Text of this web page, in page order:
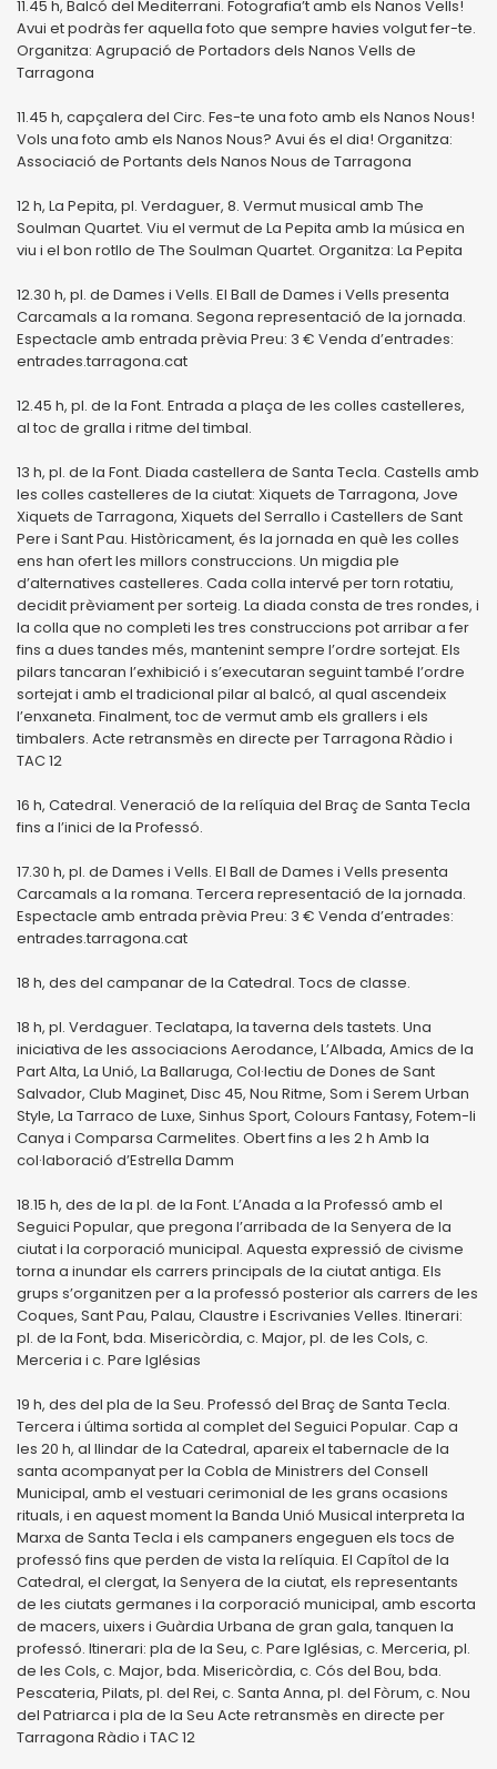
11.45 h, Balcó del Mediterrani. Fotografia’t amb els Nanos Vells!
Avui et podràs fer aquella foto que sempre havies volgut fer-te.
Organitza: Agrupació de Portadors dels Nanos Vells de
Tarragona
11.45 h, capçalera del Circ. Fes-te una foto amb els Nanos Nous!
Vols una foto amb els Nanos Nous? Avui és el dia! Organitza:
Associació de Portants dels Nanos Nous de Tarragona
12 h, La Pepita, pl. Verdaguer, 8. Vermut musical amb The
Soulman Quartet. Viu el vermut de La Pepita amb la música en
viu i el bon rotllo de The Soulman Quartet. Organitza: La Pepita
12.30 h, pl. de Dames i Vells. El Ball de Dames i Vells presenta
Carcamals a la romana. Segona representació de la jornada.
Espectacle amb entrada prèvia Preu: 3 € Venda d’entrades:
entrades.tarragona.cat
12.45 h, pl. de la Font. Entrada a plaça de les colles castelleres,
al toc de gralla i ritme del timbal.
13 h, pl. de la Font. Diada castellera de Santa Tecla. Castells amb
les colles castelleres de la ciutat: Xiquets de Tarragona, Jove
Xiquets de Tarragona, Xiquets del Serrallo i Castellers de Sant
Pere i Sant Pau. Històricament, és la jornada en què les colles
ens han ofert les millors construccions. Un migdia ple
d’alternatives castelleres. Cada colla intervé per torn rotatiu,
decidit prèviament per sorteig. La diada consta de tres rondes, i
la colla que no completi les tres construccions pot arribar a fer
fins a dues tandes més, mantenint sempre l’ordre sortejat. Els
pilars tancaran l’exhibició i s’executaran seguint també l’ordre
sortejat i amb el tradicional pilar al balcó, al qual ascendeix
l’enxaneta. Finalment, toc de vermut amb els grallers i els
timbalers. Acte retransmès en directe per Tarragona Ràdio i
TAC 12
16 h, Catedral. Veneració de la relíquia del Braç de Santa Tecla
fins a l’inici de la Professó.
17.30 h, pl. de Dames i Vells. El Ball de Dames i Vells presenta
Carcamals a la romana. Tercera representació de la jornada.
Espectacle amb entrada prèvia Preu: 3 € Venda d’entrades:
entrades.tarragona.cat
18 h, des del campanar de la Catedral. Tocs de classe.
18 h, pl. Verdaguer. Teclatapa, la taverna dels tastets. Una
iniciativa de les associacions Aerodance, L’Albada, Amics de la
Part Alta, La Unió, La Ballaruga, Col·lectiu de Dones de Sant
Salvador, Club Maginet, Disc 45, Nou Ritme, Som i Serem Urban
Style, La Tarraco de Luxe, Sinhus Sport, Colours Fantasy, Fotem-li
Canya i Comparsa Carmelites. Obert fins a les 2 h Amb la
col·laboració d’Estrella Damm
18.15 h, des de la pl. de la Font. L’Anada a la Professó amb el
Seguici Popular, que pregona l’arribada de la Senyera de la
ciutat i la corporació municipal. Aquesta expressió de civisme
torna a inundar els carrers principals de la ciutat antiga. Els
grups s’organitzen per a la professó posterior als carrers de les
Coques, Sant Pau, Palau, Claustre i Escrivanies Velles. Itinerari:
pl. de la Font, bda. Misericòrdia, c. Major, pl. de les Cols, c.
Merceria i c. Pare Iglésias
19 h, des del pla de la Seu. Professó del Braç de Santa Tecla.
Tercera i última sortida al complet del Seguici Popular. Cap a
les 20 h, al llindar de la Catedral, apareix el tabernacle de la
santa acompanyat per la Cobla de Ministrers del Consell
Municipal, amb el vestuari cerimonial de les grans ocasions
rituals, i en aquest moment la Banda Unió Musical interpreta la
Marxa de Santa Tecla i els campaners engeguen els tocs de
professó fins que perden de vista la relíquia. El Capítol de la
Catedral, el clergat, la Senyera de la ciutat, els representants
de les ciutats germanes i la corporació municipal, amb escorta
de macers, uixers i Guàrdia Urbana de gran gala, tanquen la
professó. Itinerari: pla de la Seu, c. Pare Iglésias, c. Merceria, pl.
de les Cols, c. Major, bda. Misericòrdia, c. Cós del Bou, bda.
Pescateria, Pilats, pl. del Rei, c. Santa Anna, pl. del Fòrum, c. Nou
del Patriarca i pla de la Seu Acte retransmès en directe per
Tarragona Ràdio i TAC 12